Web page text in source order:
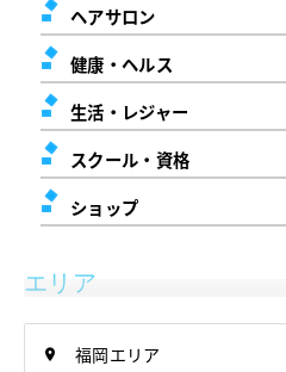
ヘアサロン
健康・ヘルス
生活・レジャー
スクール・資格
ショップ
エリア
福岡エリア